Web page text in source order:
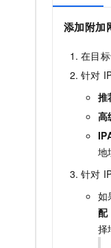
添加附加
在目
针对
推
高
地
针对
如
配
择